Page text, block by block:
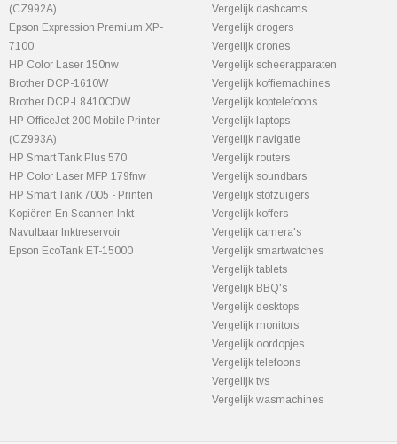
(CZ992A)
Epson Expression Premium XP-
7100
HP Color Laser 150nw
Brother DCP-1610W
Brother DCP-L8410CDW
HP OfficeJet 200 Mobile Printer
(CZ993A)
HP Smart Tank Plus 570
HP Color Laser MFP 179fnw
HP Smart Tank 7005 - Printen
Kopiëren En Scannen Inkt
Navulbaar Inktreservoir
Epson EcoTank ET-15000
Vergelijk dashcams
Vergelijk drogers
Vergelijk drones
Vergelijk scheerapparaten
Vergelijk koffiemachines
Vergelijk koptelefoons
Vergelijk laptops
Vergelijk navigatie
Vergelijk routers
Vergelijk soundbars
Vergelijk stofzuigers
Vergelijk koffers
Vergelijk camera's
Vergelijk smartwatches
Vergelijk tablets
Vergelijk BBQ's
Vergelijk desktops
Vergelijk monitors
Vergelijk oordopjes
Vergelijk telefoons
Vergelijk tvs
Vergelijk wasmachines